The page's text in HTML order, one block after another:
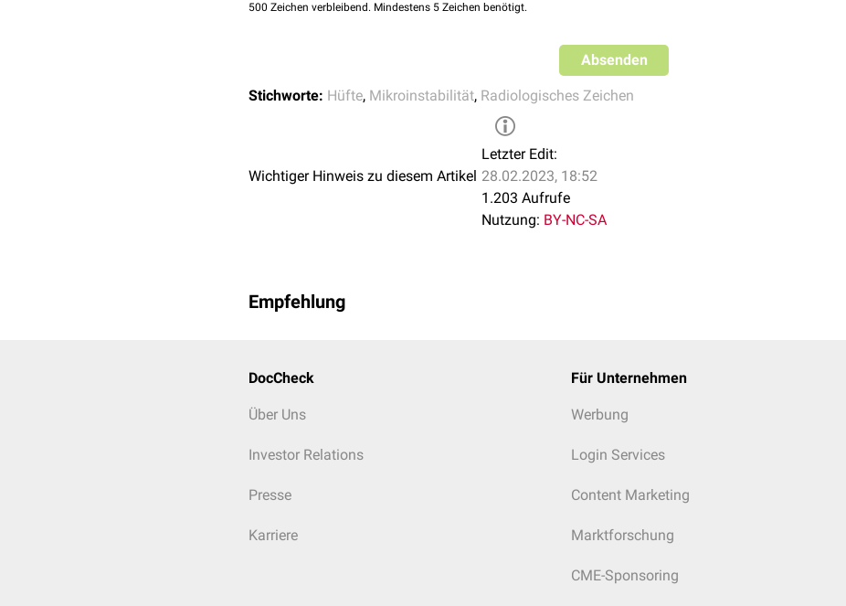
500 Zeichen verbleibend. Mindestens 5 Zeichen benötigt.
Absenden
Stichworte: Hüfte, Mikroinstabilität, Radiologisches Zeichen
Wichtiger Hinweis zu diesem Artikel
Letzter Edit:
28.02.2023, 18:52
1.203 Aufrufe
Nutzung: BY-NC-SA
Empfehlung
DocCheck
Über Uns
Investor Relations
Presse
Karriere
Für Unternehmen
Werbung
Login Services
Content Marketing
Marktforschung
CME-Sponsoring